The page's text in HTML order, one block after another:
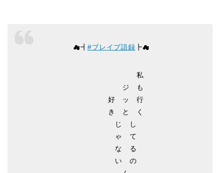
☁┫#ブレイブ語録 ┣☁
私
ジ も
好 ッ 行
き と く
じ し
ゃ て
な る
い の